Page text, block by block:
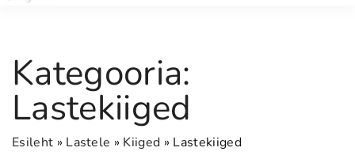
Kategooria:
Lastekiiged
Esileht » Lastele » Kiiged » Lastekiiged